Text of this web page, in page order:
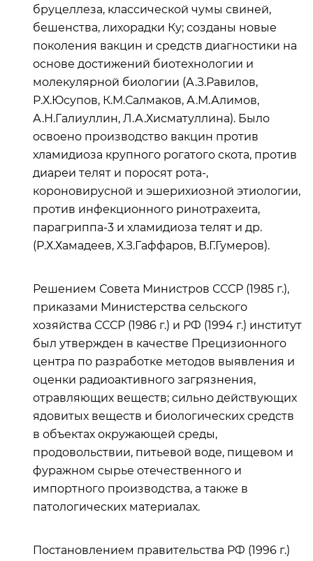
бруцеллеза, классической чумы свиней,
бешенства, лихорадки Ку; созданы новые
поколения вакцин и средств диагностики на
основе достижений биотехнологии и
молекулярной биологии (А.З.Равилов,
Р.Х.Юсупов, К.М.Салмаков, А.М.Алимов,
А.Н.Галиуллин, Л.А.Хисматуллина). Было
освоено производство вакцин против
хламидиоза крупного рогатого скота, против
диареи телят и поросят рота-,
короновирусной и эшерихиозной этиологии,
против инфекционного ринотрахеита,
парагриппа-3 и хламидиоза телят и др.
(Р.Х.Хамадеев, Х.З.Гаффаров, В.Г.Гумеров).
Решением Совета Министров СССР (1985 г.),
приказами Министерства сельского
хозяйства СССР (1986 г.) и РФ (1994 г.) институт
был утвержден в качестве Прецизионного
центра по разработке методов выявления и
оценки радиоактивного загрязнения,
отравляющих веществ; сильно действующих
ядовитых веществ и биологических средств
в объектах окружающей среды,
продовольствии, питьевой воде, пищевом и
фуражном сырье отечественного и
импортного производства, а также в
патологических материалах.
Постановлением правительства РФ (1996 г.)